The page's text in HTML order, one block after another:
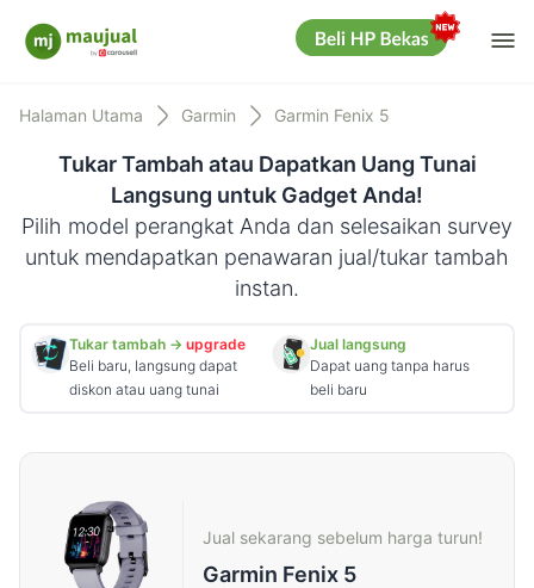
Maujual
Halaman Utama Garmin Garmin Fenix 5
Tukar Tambah atau Dapatkan Uang Tunai
Langsung untuk Gadget Anda!
Pilih model perangkat Anda dan selesaikan survey
untuk mendapatkan penawaran jual/tukar tambah
instan.
Tukar tambah → upgrade
Beli baru, langsung dapat
diskon atau uang tunai
Jual langsung
Dapat uang tanpa harus
beli baru
Jual sekarang sebelum harga turun!
Garmin Fenix 5